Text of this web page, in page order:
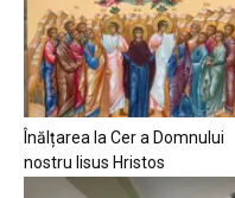
Înălțarea la Cer a Domnului
nostru Iisus Hristos